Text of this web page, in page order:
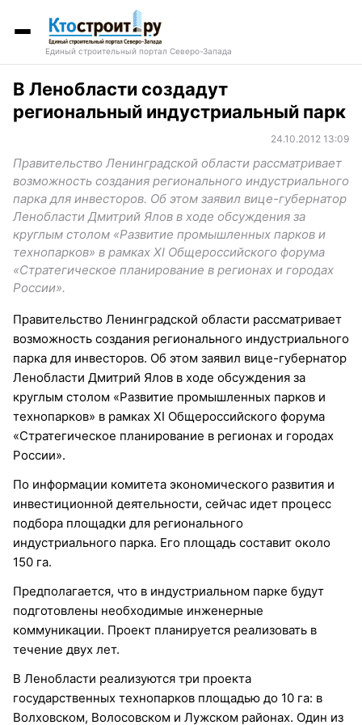
Единый строительный портал Северо-Запада
В Ленобласти создадут
региональный индустриальный парк
24.10.2012 13:09
Правительство Ленинградской области рассматривает
возможность создания регионального индустриального
парка для инвесторов. Об этом заявил вице-губернатор
Ленобласти Дмитрий Ялов в ходе обсуждения за
круглым столом «Развитие промышленных парков и
технопарков» в рамках XI Общероссийского форума
«Стратегическое планирование в регионах и городах
России».
Правительство Ленинградской области рассматривает
возможность создания регионального индустриального
парка для инвесторов. Об этом заявил вице-губернатор
Ленобласти Дмитрий Ялов в ходе обсуждения за
круглым столом «Развитие промышленных парков и
технопарков» в рамках XI Общероссийского форума
«Стратегическое планирование в регионах и городах
России».
По информации комитета экономического развития и
инвестиционной деятельности, сейчас идет процесс
подбора площадки для регионального
индустриального парка. Его площадь составит около
150 га.
Предполагается, что в индустриальном парке будут
подготовлены необходимые инженерные
коммуникации. Проект планируется реализовать в
течение двух лет.
В Ленобласти реализуются три проекта
государственных технопарков площадью до 10 га: в
Волховском, Волосовском и Лужском районах. Один из